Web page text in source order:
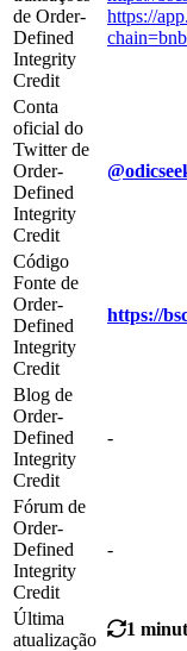
de Order-
Defined
Integrity
Credit
https://
Conta
oficial do
Twitter de
Order-
Defined
Integrity
Credit
Código
Fonte de
Order-
Defined
Integrity
Credit
https://
Blog de
Order-
Defined
Integrity
Credit
-
Fórum de
Order-
Defined
Integrity
Credit
-
Última
atualização
1